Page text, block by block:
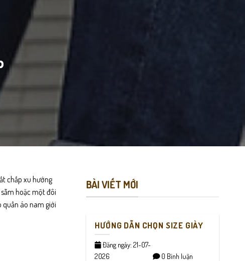
chấp xu hướng
hoặc một đôi
quần áo nam giới
BÀI VIẾT MỚI
HƯỚNG DẪN CHỌN SIZE GIÀY
Đăng ngày: 21-07-
2026
0 Bình luận